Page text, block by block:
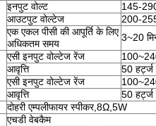
इनपुट वोल्ट
145-
आउटपुट वोल्टेज
200-
एक एकल पीसी की आपूर्ति के लिए
अधिकतम समय
3~20
एसी इनपुट वोल्टेज रेंज
आवृत्ति
50
एसी इनपुट वोल्टेज रेंज
आवृत्ति
50
दोहरी एम्पलीफायर स्पीकर,8Ω,5W
एचडी वेबकैम